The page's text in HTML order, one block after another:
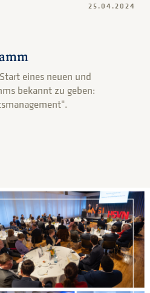
25.04.2024
eines neuen und
bekannt zu geben: